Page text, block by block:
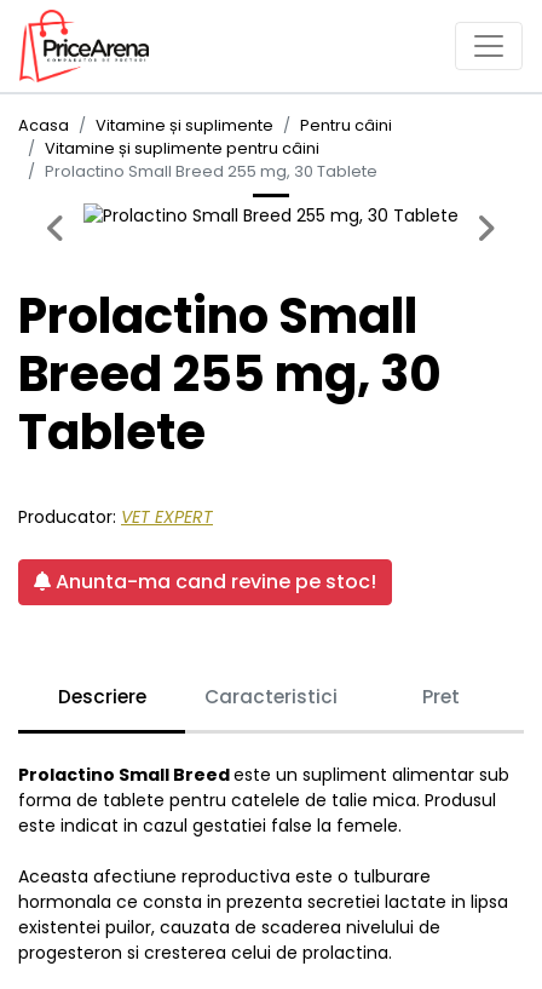
Acasa Vitamine și suplimente
Pentru câini
Vitamine și suplimente pentru câini
Prolactino Small Breed 255 mg, 30 Tablete
Previous Next
Prolactino Small
Breed 255 mg, 30
Tablete
Producator: VET EXPERT
Anunta-ma cand revine pe stoc!
Descriere Caracteristici Pret
Prolactino Small Breedeste un supliment alimentar sub
forma de tablete pentru catelele de talie mica. Produsul
este indicat in cazul gestatiei false la femele.
Aceasta afectiune reproductiva este o tulburare
hormonala ce consta in prezenta secretiei lactate in lipsa
existentei puilor, cauzata de scaderea nivelului de
progesteron si cresterea celui de prolactina.